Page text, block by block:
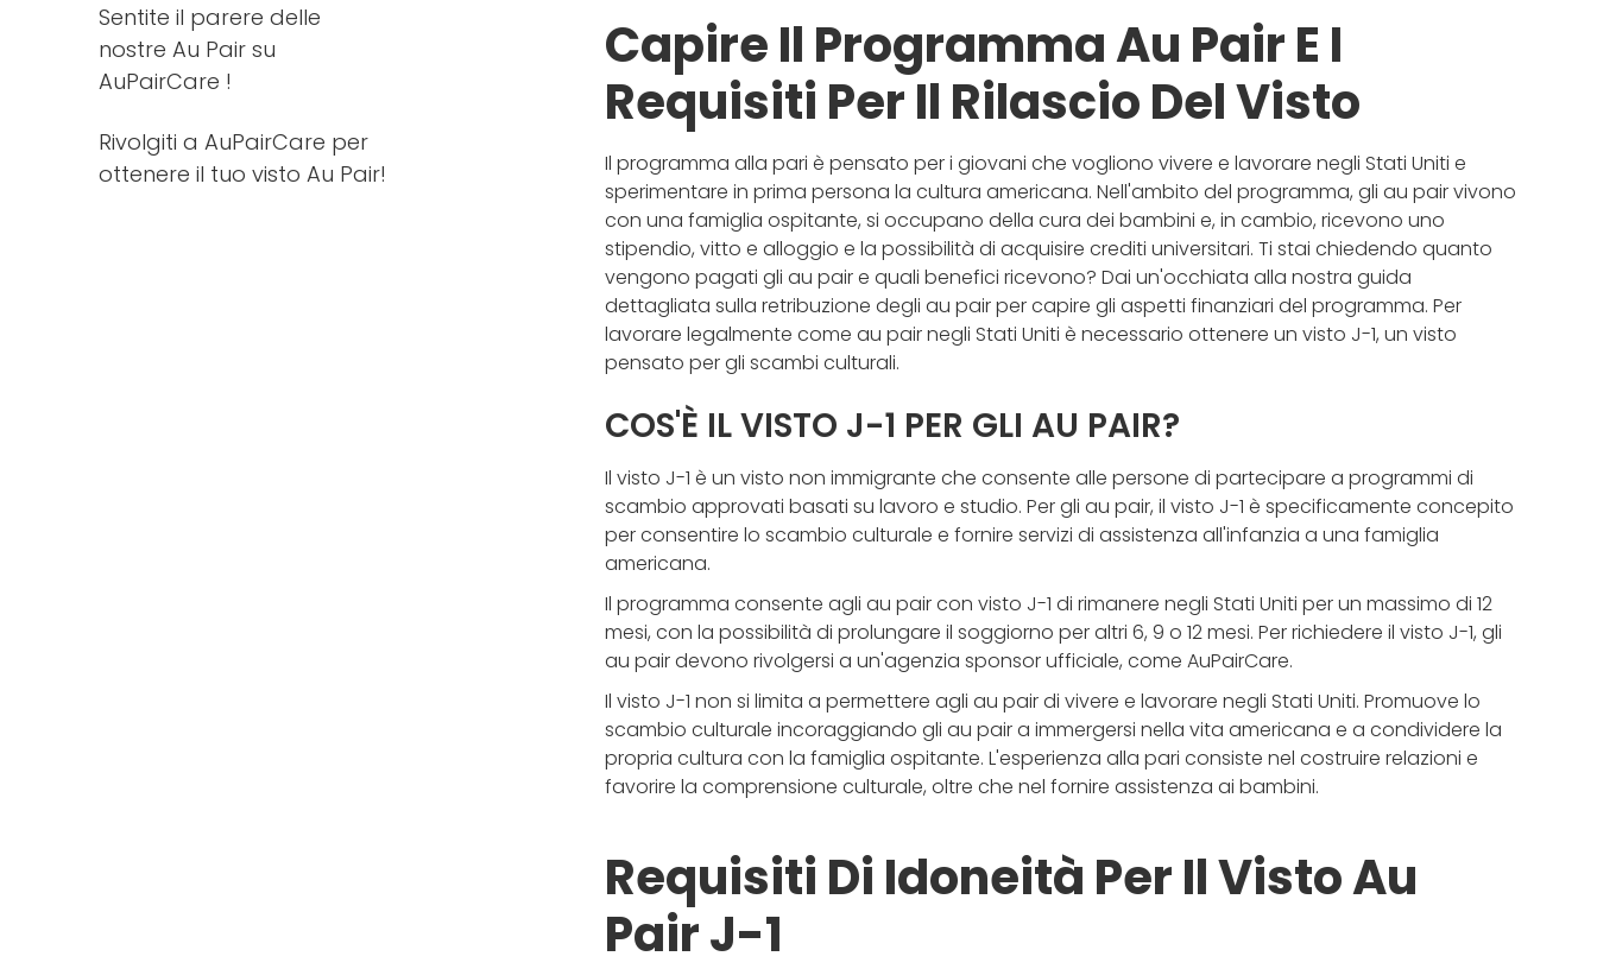
Sentite il parere delle
nostre Au Pair su
AuPairCare !
Rivolgiti a AuPairCare per
ottenere il tuo visto Au Pair!
Capire Il Programma Au Pair E I
Requisiti Per Il Rilascio Del Visto
Il programma alla pari è pensato per i giovani che vogliono vivere e lavorare negli Stati Uniti e
sperimentare in prima persona la cultura americana. Nell'ambito del programma, gli au pair vivono
con una famiglia ospitante, si occupano della cura dei bambini e, in cambio, ricevono uno
stipendio, vitto e alloggio e la possibilità di acquisire crediti universitari. Ti stai chiedendo quanto
vengono pagati gli au pair e quali benefici ricevono? Dai un'occhiata alla nostra guida
dettagliata sulla retribuzione degli au pair per capire gli aspetti finanziari del programma. Per
lavorare legalmente come au pair negli Stati Uniti è necessario ottenere un visto J-1, un visto
pensato per gli scambi culturali.
COS'È IL VISTO J-1 PER GLI AU PAIR?
Il visto J-1 è un visto non immigrante che consente alle persone di partecipare a programmi di
scambio approvati basati su lavoro e studio. Per gli au pair, il visto J-1 è specificamente concepito
per consentire lo scambio culturale e fornire servizi di assistenza all'infanzia a una famiglia
americana.
Il programma consente agli au pair con visto J-1 di rimanere negli Stati Uniti per un massimo di 12
mesi, con la possibilità di prolungare il soggiorno per altri 6, 9 o 12 mesi. Per richiedere il visto J-1, gli
au pair devono rivolgersi a un'agenzia sponsor ufficiale, come AuPairCare.
Il visto J-1 non si limita a permettere agli au pair di vivere e lavorare negli Stati Uniti. Promuove lo
scambio culturale incoraggiando gli au pair a immergersi nella vita americana e a condividere la
propria cultura con la famiglia ospitante. L'esperienza alla pari consiste nel costruire relazioni e
favorire la comprensione culturale, oltre che nel fornire assistenza ai bambini.
Requisiti Di Idoneità Per Il Visto Au
Pair J-1